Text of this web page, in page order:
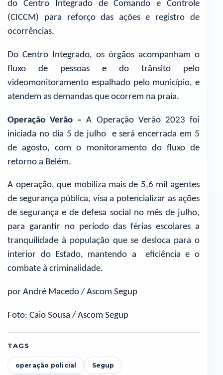
do Centro Integrado de Comando e Controle
(CICCM) para reforço das ações e registro de
ocorrências.
Do Centro Integrado, os órgãos acompanham o
fluxo de pessoas e do trânsito pelo
videomonitoramento espalhado pelo município, e
atendem as demandas que ocorrem na praia.
Operação Verão – A Operação Verão 2023 foi
iniciada no dia 5 de julho e será encerrada em 5
de agosto, com o monitoramento do fluxo de
retorno a Belém.
A operação, que mobiliza mais de 5,6 mil agentes
de segurança pública, visa a potencializar as ações
de segurança e de defesa social no mês de julho,
para garantir no período das férias escolares a
tranquilidade à população que se desloca para o
interior do Estado, mantendo a eficiência e o
combate à criminalidade.
por André Macedo / Ascom Segup
Foto: Caio Sousa / Ascom Segup
TAGS
operação policial Segup